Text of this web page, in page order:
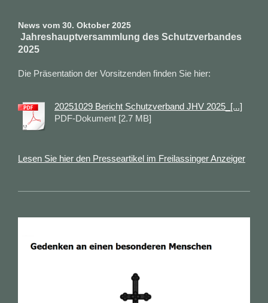
News vom 30. Oktober 2025
Jahreshauptversammlung des Schutzverbandes
2025
Die Präsentation der Vorsitzenden finden Sie hier:
20251029 Bericht Schutzverband JHV 2025_[...]
PDF-Dokument [2.7 MB]
Lesen Sie hier den Presseartikel im Freilassinger Anzeiger